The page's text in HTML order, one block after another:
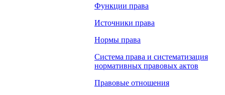
Функции права
Источники права
Нормы права
Система права и систематизация
нормативных правовых актов
Правовые отношения